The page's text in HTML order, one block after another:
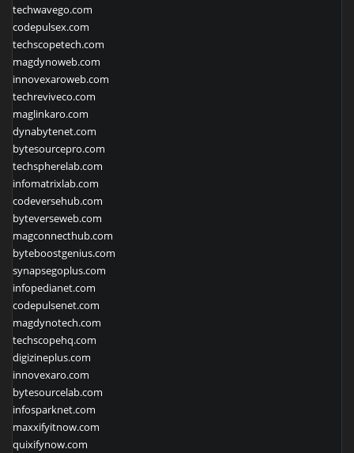
techwavego.com
codepulsex.com
techscopetech.com
magdynoweb.com
innovexaroweb.com
techreviveco.com
maglinkaro.com
dynabytenet.com
bytesourcepro.com
techspherelab.com
infomatrixlab.com
codeversehub.com
byteverseweb.com
magconnecthub.com
byteboostgenius.com
synapsegoplus.com
infopedianet.com
codepulsenet.com
magdynotech.com
techscopehq.com
digizineplus.com
innovexaro.com
bytesourcelab.com
infosparknet.com
maxxifyitnow.com
quixifynow.com